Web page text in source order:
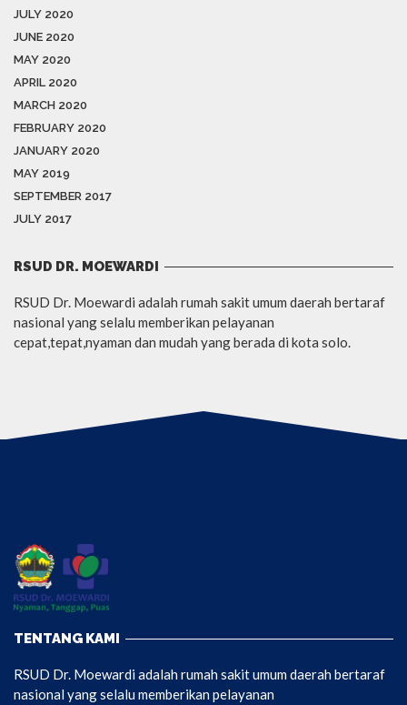
JULY 2020
JUNE 2020
MAY 2020
APRIL 2020
MARCH 2020
FEBRUARY 2020
JANUARY 2020
MAY 2019
SEPTEMBER 2017
JULY 2017
RSUD DR. MOEWARDI
RSUD Dr. Moewardi adalah rumah sakit umum daerah bertaraf
nasional yang selalu memberikan pelayanan
cepat,tepat,nyaman dan mudah yang berada di kota solo.
TENTANG KAMI
RSUD Dr. Moewardi adalah rumah sakit umum daerah bertaraf
nasional yang selalu memberikan pelayanan